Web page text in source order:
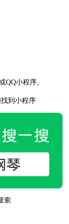
QQ小程序。
到小程序